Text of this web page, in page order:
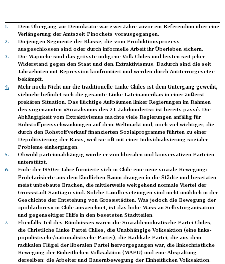
1.
Dem Übergang zur Demokratie war zwei Jahre zuvor ein Referendum über eine
Verlängerung der Amtszeit Pinochets vorausgegangen.
2.
Diejenigen Segmente der Klasse, die vom Produktionsprozess
ausgeschlossen sind oder durch informelle Arbeit ihr Überleben sichern.
3.
Die Mapuche sind das grösste indigene Volk Chiles und leisten seit jeher
Widerstand gegen den Staat und den Extraktivismus. Dadurch sind die seit
Jahrzehnten mit Repression konfrontiert und werden durch Antiterrorgesetze
bekämpft.
4.
Mehr noch: Nicht nur die traditionelle Linke Chiles ist dem Untergang geweiht,
vielmehr befindet sich die gesamte Linke Lateinamerikas in einer äußerst
prekären Situation. Das flüchtige Aufbäumen linker Regierungen im Rahmen
des sogenannten «Sozialismus des 21. Jahrhunderts» ist bereits passé. Die
Abhängigkeit vom Extraktivismus machte viele Regierungen anfällig für
Rohstoffpreisschwankungen auf dem Weltmarkt und, noch viel wichtiger, die
durch den Rohstoffverkauf finanzierten Sozialprogramme führten zu einer
Depolitisierung der Basis, weil sie oft mit einer Individualisierung sozialer
Probleme einhergingen.
5.
Obwohl parteiunabhängig wurde er von liberalen und konservativen Parteien
unterstützt.
6.
Ende der 1950er Jahre formierte sich in Chile eine neue soziale Bewegung:
Proletarisierte aus dem ländlichen Raum drangen in die Städte und besetzten
meist unbebaute Brachen, die mittlerweile weitgehend normale Viertel der
Grossstadt Santiago sind. Solche Landbesetzungen sind nicht unüblich in der
Geschichte der Entstehung von Grossstädten. Was jedoch die Bewegung der
«pobladores» in Chile auszeichnet, ist das hohe Mass an Selbstorganisation
und gegenseitiger Hilfe in den besetzten Stadtteilen.
7.
Ebenfalls Teil des Bündnisses waren die Sozialdemokratische Partei Chiles,
die Christliche Linke Partei Chiles, die Unabhängige Volksaktion (eine links-
populistische/nationalistische Partei), die Radikale Partei, die aus dem
radikalen Flügel der liberalen Partei hervorgegangen war, die linkschristliche
Bewegung der Einheitlichen Volksaktion (MAPU) und eine Abspaltung
derselben: die Arbeiter und Bauernbewegung der Einheitlichen Volksaktion.